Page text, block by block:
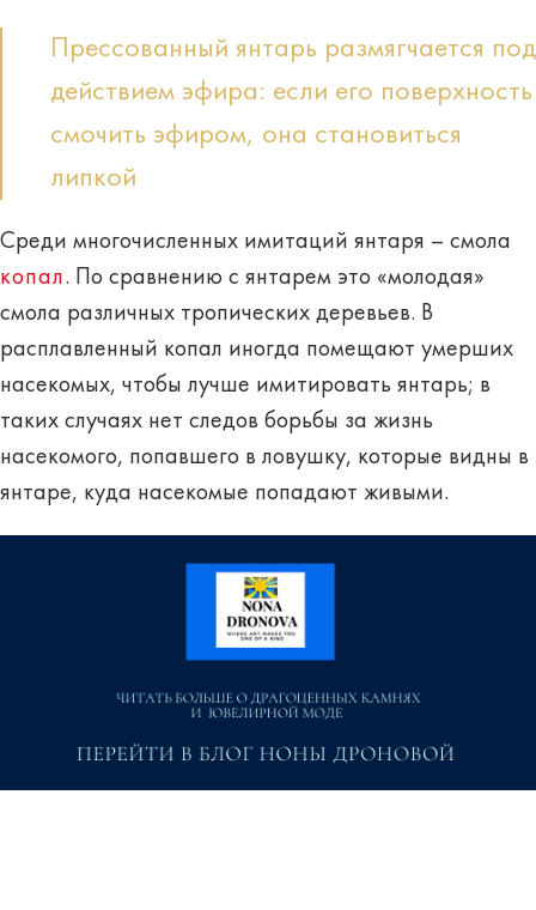
Прессованный янтарь размягчается под
действием эфира: если его поверхность
смочить эфиром, она становиться
липкой
Среди многочисленных имитаций янтаря – смола
копал. По сравнению с янтарем это «молодая»
смола различных тропических деревьев. В
расплавленный копал иногда помещают умерших
насекомых, чтобы лучше имитировать янтарь; в
таких случаях нет следов борьбы за жизнь
насекомого, попавшего в ловушку, которые видны в
янтаре, куда насекомые попадают живыми.